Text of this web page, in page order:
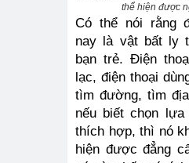
thể hiện được
Có thể nói rằng
nay là vật bất ly
bạn trẻ. Điện
lạc, điện thoại
tìm đường, tìm
nếu biết chọn lựa
thích hợp, thì nó
hiện được đẳng